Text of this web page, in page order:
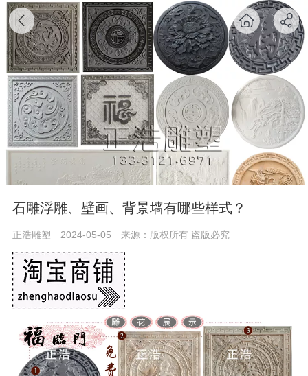
石雕浮雕、壁画、背景墙有哪些样式？
正浩雕塑 2024-05-05 来源：版权所有 盗版必究